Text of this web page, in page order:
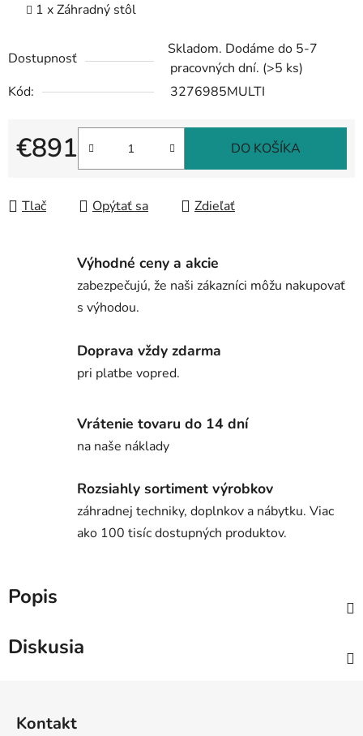
1 x Záhradný stôl
Dostupnosť
Skladom. Dodáme do 5-7
pracovných dní. (>5 ks)
Kód:
3276985MULTI
€891
Jednotková cena:
DO KOŠÍKA
Tlač Opýtať sa Zdieľať
Výhodné ceny a akcie
zabezpečujú, že naši zákazníci môžu nakupovať
s výhodou.
Doprava vždy zdarma
pri platbe vopred.
Vrátenie tovaru do 14 dní
na naše náklady
Rozsiahly sortiment výrobkov
záhradnej techniky, doplnkov a nábytku. Viac
ako 100 tisíc dostupných produktov.
Popis
Diskusia
Kontakt